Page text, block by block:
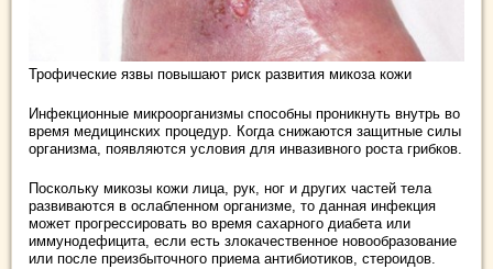
Трофические язвы повышают риск развития микоза кожи
Инфекционные микроорганизмы способны проникнуть внутрь во
время медицинских процедур. Когда снижаются защитные силы
организма, появляются условия для инвазивного роста грибков.
Поскольку микозы кожи лица, рук, ног и других частей тела
развиваются в ослабленном организме, то данная инфекция
может прогрессировать во время сахарного диабета или
иммунодефицита, если есть злокачественное новообразование
или после преизбыточного приема антибиотиков, стероидов.